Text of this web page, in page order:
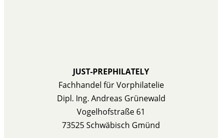
JUST-PREPHILATELY
Fachhandel für Vorphilatelie
Dipl. Ing. Andreas Grünewald
Vogelhofstraße 61
73525 Schwäbisch Gmünd